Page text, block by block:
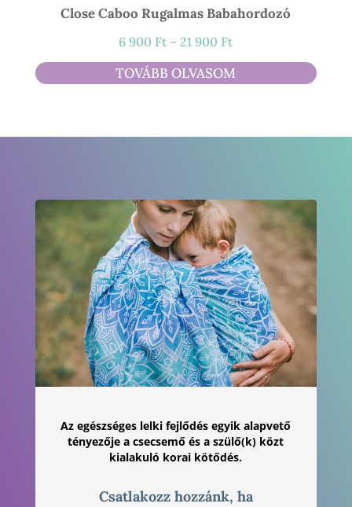
Close Caboo Rugalmas Babahordozó
6 900 Ft – 21 900 FtÁrtartomány:
6
900 Ft
TOVÁBB OLVASOM
Az egészséges lelki fejlődés egyik alapvető
tényezője a csecsemő és a szülő(k) közt
kialakuló korai kötődés.
Csatlakozz hozzánk, ha